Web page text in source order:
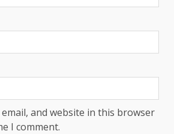
email, and website in this browser
I comment.